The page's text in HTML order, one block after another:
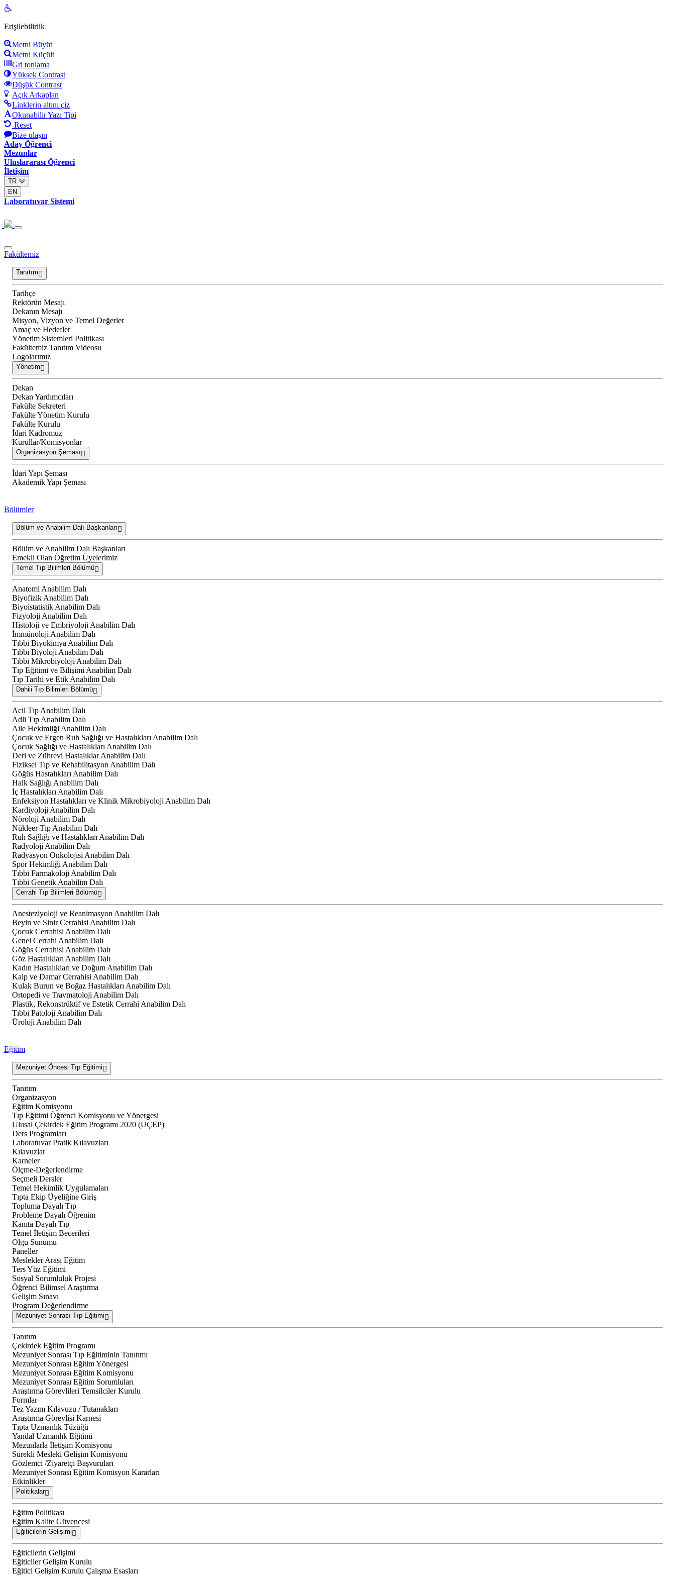
Open
Erişilebilirlik
Metni Büyüt
Metni Küçült
Gri tonlama
Yüksek Contrast
Düşük Contrast
Açık Arkaplan
Linklerin altını çiz
Okunabilir Yazı Tipi
Reset
Bize ulaşın
Aday Öğrenci
Mezunlar
Uluslararası Öğrenci
İletişim
TR
EN
Laboratuvar Sistemi
Fakültemiz
Tanıtım
Tarihçe
Rektörün Mesajı
Dekanın Mesajı
Misyon, Vizyon ve Temel Değerler
Amaç ve Hedefler
Yönetim Sistemleri Politikası
Fakültemiz Tanıtım Videosu
Logolarımız
Yönetim
Dekan
Dekan Yardımcıları
Fakülte Sekreteri
Fakülte Yönetim Kurulu
Fakülte Kurulu
İdari Kadromuz
Kurullar/Komisyonlar
Organizasyon Şeması
İdari Yapı Şeması
Akademik Yapı Şeması
Bölümler
Bölüm ve Anabilim Dalı Başkanları
Bölüm ve Anabilim Dalı Başkanları
Emekli Olan Öğretim Üyelerimiz
Temel Tıp Bilimleri Bölümü
Anatomi Anabilim Dalı
Biyofizik Anabilim Dalı
Biyoistatistik Anabilim Dalı
Fizyoloji Anabilim Dalı
Histoloji ve Embriyoloji Anabilim Dalı
İmmünoloji Anabilim Dalı
Tıbbi Biyokimya Anabilim Dalı
Tıbbi Biyoloji Anabilim Dalı
Tıbbi Mikrobiyoloji Anabilim Dalı
Tıp Eğitimi ve Bilişimi Anabilim Dalı
Tıp Tarihi ve Etik Anabilim Dalı
Dahili Tıp Bilimleri Bölümü
Acil Tıp Anabilim Dalı
Adli Tıp Anabilim Dalı
Aile Hekimliği Anabilim Dalı
Çocuk ve Ergen Ruh Sağlığı ve Hastalıkları Anabilim Dalı
Çocuk Sağlığı ve Hastalıkları Anabilim Dalı
Deri ve Zührevi Hastalıklar Anabilim Dalı
Fiziksel Tıp ve Rehabilitasyon Anabilim Dalı
Göğüs Hastalıkları Anabilim Dalı
Halk Sağlığı Anabilim Dalı
İç Hastalıkları Anabilim Dalı
Enfeksiyon Hastalıkları ve Klinik Mikrobiyoloji Anabilim Dalı
Kardiyoloji Anabilim Dalı
Nöroloji Anabilim Dalı
Nükleer Tıp Anabilim Dalı
Ruh Sağlığı ve Hastalıkları Anabilim Dalı
Radyoloji Anabilim Dalı
Radyasyon Onkolojisi Anabilim Dalı
Spor Hekimliği Anabilim Dalı
Tıbbi Farmakoloji Anabilim Dalı
Tıbbi Genetik Anabilim Dalı
Cerrahi Tıp Bilimleri Bölümü
Anesteziyoloji ve Reanimasyon Anabilim Dalı
Beyin ve Sinir Cerrahisi Anabilim Dalı
Çocuk Cerrahisi Anabilim Dalı
Genel Cerrahi Anabilim Dalı
Göğüs Cerrahisi Anabilim Dalı
Göz Hastalıkları Anabilim Dalı
Kadın Hastalıkları ve Doğum Anabilim Dalı
Kalp ve Damar Cerrahisi Anabilim Dalı
Kulak Burun ve Boğaz Hastalıkları Anabilim Dalı
Ortopedi ve Travmatoloji Anabilim Dalı
Plastik, Rekonstrüktif ve Estetik Cerrahi Anabilim Dalı
Tıbbi Patoloji Anabilim Dalı
Üroloji Anabilim Dalı
Eğitim
Mezuniyet Öncesi Tıp Eğitimi
Tanıtım
Organizasyon
Eğitim Komisyonu
Tıp Eğitimi Öğrenci Komisyonu ve Yönergesi
Ulusal Çekirdek Eğitim Programı 2020 (UÇEP)
Ders Programları
Laboratuvar Pratik Kılavuzları
Kılavuzlar
Karneler
Ölçme-Değerlendirme
Seçmeli Dersler
Temel Hekimlik Uygulamaları
Tıpta Ekip Üyeliğine Giriş
Topluma Dayalı Tıp
Probleme Dayalı Öğrenim
Kanıta Dayalı Tıp
Temel İletişim Becerileri
Olgu Sunumu
Paneller
Meslekler Arası Eğitim
Ters Yüz Eğitimi
Sosyal Sorumluluk Projesi
Öğrenci Bilimsel Araştırma
Gelişim Sınavı
Program Değerlendirme
Mezuniyet Sonrası Tıp Eğitimi
Tanıtım
Çekirdek Eğitim Programı
Mezuniyet Sonrası Tıp Eğitiminin Tanıtımı
Mezuniyet Sonrası Eğitim Yönergesi
Mezuniyet Sonrası Eğitim Komisyonu
Mezuniyet Sonrası Eğitim Sorumluları
Araştırma Görevlileri Temsilciler Kurulu
Formlar
Tez Yazım Kılavuzu / Tutanakları
Araştırma Görevlisi Karnesi
Tıpta Uzmanlık Tüzüğü
Yandal Uzmanlık Eğitimi
Mezunlarla İletişim Komisyonu
Sürekli Mesleki Gelişim Komisyonu
Gözlemci /Ziyaretçi Başvuruları
Mezuniyet Sonrası Eğitim Komisyon Kararları
Etkinlikler
Politikalar
Eğitim Politikası
Eğitim Kalite Güvencesi
Eğiticilerin Gelişimi
Eğiticilerin Gelişimi
Eğiticiler Gelişim Kurulu
Eğitici Gelişim Kurulu Çalışma Esasları